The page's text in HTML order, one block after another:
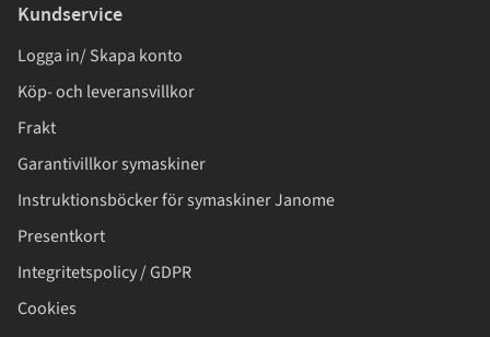
Kundservice
Logga in/ Skapa konto
Köp- och leveransvillkor
Frakt
Garantivillkor symaskiner
Instruktionsböcker för symaskiner Janome
Presentkort
Integritetspolicy / GDPR
Cookies